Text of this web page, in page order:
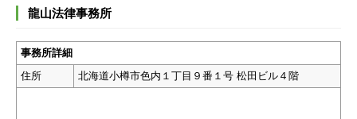
龍山法律事務所
事務所詳細
住所
北海道小樽市色内１丁目９番１号 松田ビル４階